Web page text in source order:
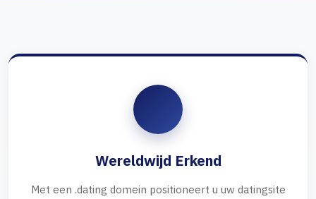
Wereldwijd Erkend
Met een .dating domein positioneert u uw datingsite